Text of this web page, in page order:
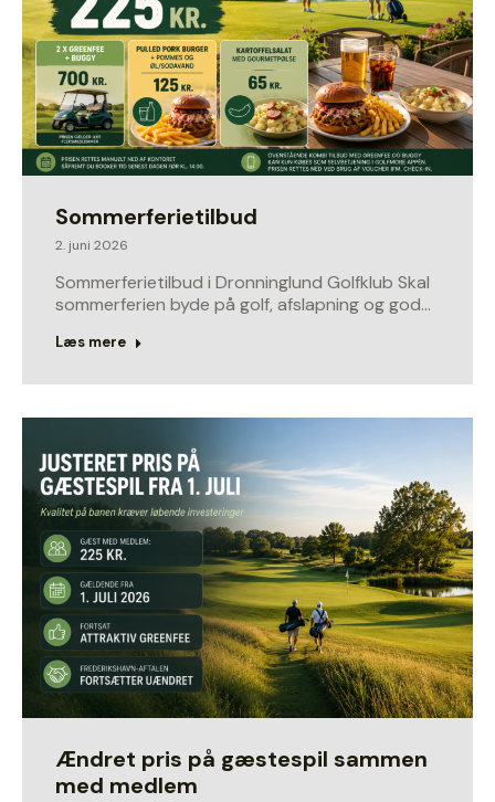
Sommerferietilbud
2. juni 2026
Sommerferietilbud i Dronninglund Golfklub Skal
sommerferien byde på golf, afslapning og god…
Læs mere
Ændret pris på gæstespil sammen
med medlem